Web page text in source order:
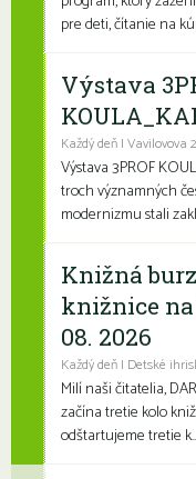
pre deti, čítanie na
Výstava
Každý deň | Vavilovova
Výstava 3PROF
troch významných
modernizmu stali
Knižná
knižnice na
08. 2026
Každý deň | Detské
Milí naši čitatelia,
začína tretie kolo
odštartujeme tretie